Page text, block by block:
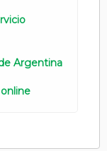
Argentina